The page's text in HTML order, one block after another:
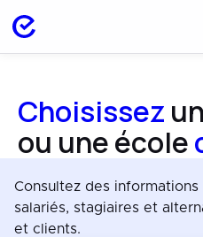
Choisissez
ou une école
Consultez des informations
salariés, stagiaires et
et clients.